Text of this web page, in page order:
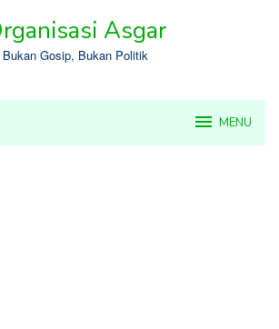
Asgar
Bukan Gosip, Bukan Politik
MENU